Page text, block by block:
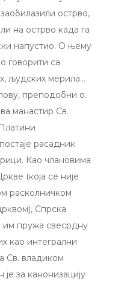
острво,
на острво када га
напустио. О њему
говорити са
људских мерила…
преподобни о.
манастир Св.
расадник
Као члановима
(која се није
расколничком
Спрска
им пружа свесрдну
као интегрални
Св. владиком
је за канонизацију